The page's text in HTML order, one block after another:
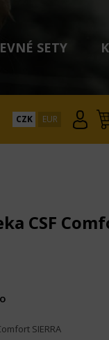
SETY
CZK EUR
CSF
SIERRA